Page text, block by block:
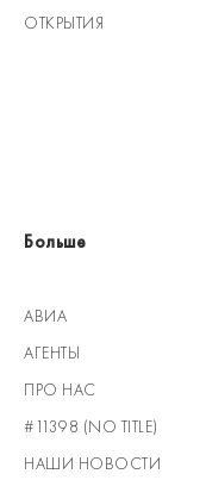
ОТКРЫТИЯ
Больше
АВИА
АГЕНТЫ
ПРО НАС
#11398 (NO TITLE)
НАШИ НОВОСТИ